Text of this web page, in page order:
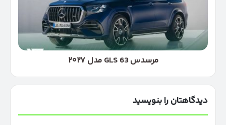
مرسدس 63 GLS مدل ۲۰۲۷
دیدگاهتان را بنویسید